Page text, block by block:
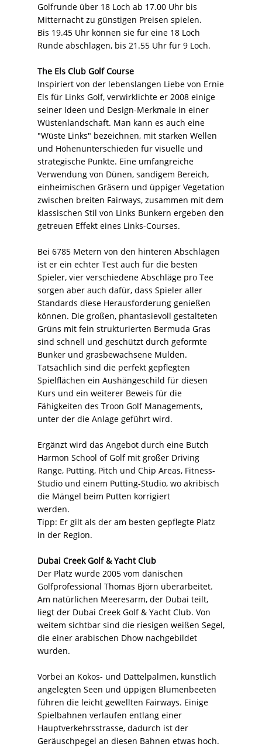
Golfrunde über 18 Loch ab 17.00 Uhr bis
Mitternacht zu günstigen Preisen spielen.
Bis 19.45 Uhr können sie für eine 18 Loch
Runde abschlagen, bis 21.55 Uhr für 9 Loch.
The Els Club Golf Course
Inspiriert von der lebenslangen Liebe von Ernie
Els für Links Golf, verwirklichte er 2008 einige
seiner Ideen und Design-Merkmale in einer
Wüstenlandschaft. Man kann es auch eine
"Wüste Links" bezeichnen, mit starken Wellen
und Höhenunterschieden für visuelle und
strategische Punkte. Eine umfangreiche
Verwendung von Dünen, sandigem Bereich,
einheimischen Gräsern und üppiger Vegetation
zwischen breiten Fairways, zusammen mit dem
klassischen Stil von Links Bunkern ergeben den
getreuen Effekt eines Links-Courses.
Bei 6785 Metern von den hinteren Abschlägen
ist er ein echter Test auch für die besten
Spieler, vier verschiedene Abschläge pro Tee
sorgen aber auch dafür, dass Spieler aller
Standards diese Herausforderung genießen
können. Die großen, phantasievoll gestalteten
Grüns mit fein strukturierten Bermuda Gras
sind schnell und geschützt durch geformte
Bunker und grasbewachsene Mulden.
Tatsächlich sind die perfekt gepflegten
Spielflächen ein Aushängeschild für diesen
Kurs und ein weiterer Beweis für die
Fähigkeiten des Troon Golf Managements,
unter der die Anlage geführt wird.
Ergänzt wird das Angebot durch eine Butch
Harmon School of Golf mit großer Driving
Range, Putting, Pitch und Chip Areas, Fitness-
Studio und einem Putting-Studio, wo akribisch
die Mängel beim Putten korrigiert
werden.
Tipp: Er gilt als der am besten gepflegte Platz
in der Region.
Dubai Creek Golf & Yacht Club
Der Platz wurde 2005 vom dänischen
Golfprofessional Thomas Björn überarbeitet.
Am natürlichen Meeresarm, der Dubai teilt,
liegt der Dubai Creek Golf & Yacht Club. Von
weitem sichtbar sind die riesigen weißen Segel,
die einer arabischen Dhow nachgebildet
wurden.
Vorbei an Kokos- und Dattelpalmen, künstlich
angelegten Seen und üppigen Blumenbeeten
führen die leicht gewellten Fairways. Einige
Spielbahnen verlaufen entlang einer
Hauptverkehrsstrasse, dadurch ist der
Geräuschpegel an diesen Bahnen etwas hoch.